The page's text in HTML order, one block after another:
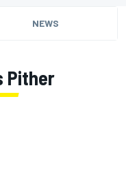
NEWS
Pither